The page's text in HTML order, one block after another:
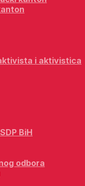
i aktivistica
BiH
odbora